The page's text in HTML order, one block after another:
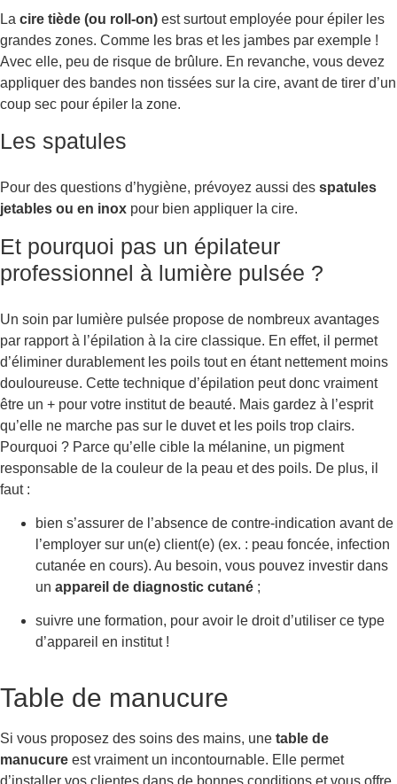
La cire tiède (ou roll-on) est surtout employée pour épiler les
grandes zones. Comme les bras et les jambes par exemple !
Avec elle, peu de risque de brûlure. En revanche, vous devez
appliquer des bandes non tissées sur la cire, avant de tirer d’un
coup sec pour épiler la zone.
Les spatules
Pour des questions d’hygiène, prévoyez aussi des spatules
jetables ou en inox pour bien appliquer la cire.
Et pourquoi pas un épilateur
professionnel à lumière pulsée ?
Un soin par lumière pulsée propose de nombreux avantages
par rapport à l’épilation à la cire classique. En effet, il permet
d’éliminer durablement les poils tout en étant nettement moins
douloureuse. Cette technique d’épilation peut donc vraiment
être un + pour votre institut de beauté. Mais gardez à l’esprit
qu’elle ne marche pas sur le duvet et les poils trop clairs.
Pourquoi ? Parce qu’elle cible la mélanine, un pigment
responsable de la couleur de la peau et des poils. De plus, il
faut :
bien s’assurer de l’absence de contre-indication avant de
l’employer sur un(e) client(e) (ex. : peau foncée, infection
cutanée en cours). Au besoin, vous pouvez investir dans
un appareil de diagnostic cutané ;
suivre une formation, pour avoir le droit d’utiliser ce type
d’appareil en institut !
Table de manucure
Si vous proposez des soins des mains, une table de
manucure est vraiment un incontournable. Elle permet
d’installer vos clientes dans de bonnes conditions et vous offre